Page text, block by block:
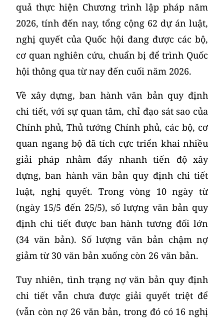
quả thực hiện Chương trình lập pháp năm
2026, tính đến nay, tổng cộng 62 dự án luật,
nghị quyết của Quốc hội đang được các bộ,
cơ quan nghiên cứu, chuẩn bị để trình Quốc
hội thông qua từ nay đến cuối năm 2026.
Về xây dựng, ban hành văn bản quy định
chi tiết, với sự quan tâm, chỉ đạo sát sao của
Chính phủ, Thủ tướng Chính phủ, các bộ, cơ
quan ngang bộ đã tích cực triển khai nhiều
giải pháp nhằm đẩy nhanh tiến độ xây
dựng, ban hành văn bản quy định chi tiết
luật, nghị quyết. Trong vòng 10 ngày từ
(ngày 15/5 đến 25/5), số lượng văn bản quy
định chi tiết được ban hành tương đối lớn
(34 văn bản). Số lượng văn bản chậm nợ
giảm từ 30 văn bản xuống còn 26 văn bản.
Tuy nhiên, tình trạng nợ văn bản quy định
chi tiết vẫn chưa được giải quyết triệt để
(vẫn còn nợ 26 văn bản, trong đó có 16 nghị